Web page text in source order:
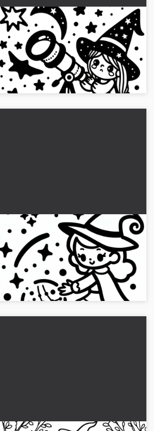
En heks observerer stjerner
med et magisk teleskop:
Download tegninger til
farvelægning (gratis)
Farvelæg heksen, der kigger på
stjernerne. Download den gratis
farvelægningsside nu!...
Heks tryller med magisk bold:
Enkel side til farvelægning
(Gratis)
Lad dig inspirere af den fortryllende heks
med den magiske bold, og download
farvelægningssiden gratis!...